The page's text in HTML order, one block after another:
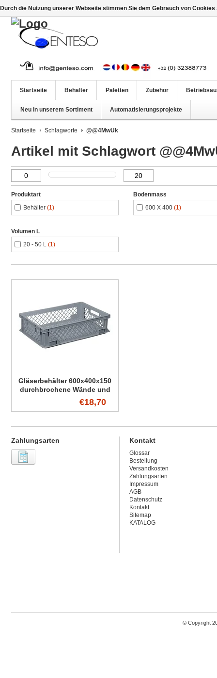
Startseite Behälter Paletten Zubehör
Neu in unserem Sortiment Automatisierungsprojekte
Startseite Schlagworte @@4MwUk
Artikel mit Schlagwort
Produktart
Behälter (1)
Bodenmass
600 X 400 (1)
Volumen L
20 - 50 L (1)
Gläserbehälter 600x400x150
durchbrochene Wände und
€18,70
Zahlungsarten Kontakt
Glossar
Bestellung
Versandkosten
Zahlungsarten
Impressum
AGB
Datenschutz
Kontakt
Sitemap
KATALOG
© Copyright
Durch die Nutzung unserer Webseite stimmen Sie dem Gebrauch von